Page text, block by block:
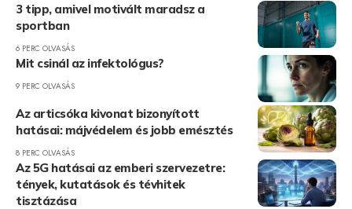
3 tipp, amivel motivált maradsz a
sportban
6 PERC OLVASÁS
Mit csinál az infektológus?
9 PERC OLVASÁS
Az articsóka kivonat bizonyított
hatásai: májvédelem és jobb emésztés
8 PERC OLVASÁS
Az 5G hatásai az emberi szervezetre:
tények, kutatások és tévhitek
tisztázása